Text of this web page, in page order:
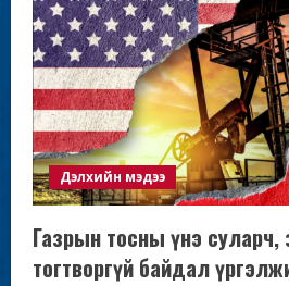
Дэлхийн мэдээ
Газрын тосны үнэ суларч,
тогтворгүй байдал